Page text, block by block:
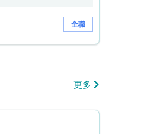
全職
更多